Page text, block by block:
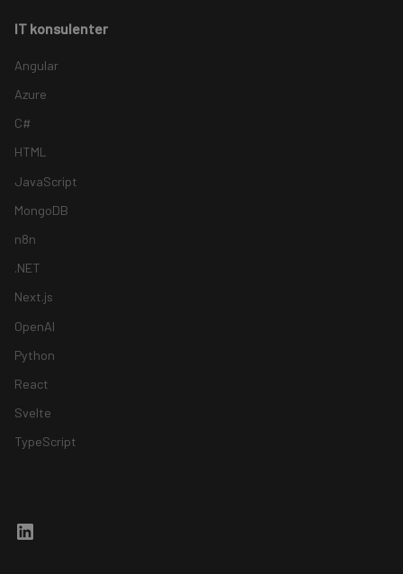
IT konsulenter
Angular
Azure
C#
HTML
JavaScript
MongoDB
n8n
.NET
Next.js
OpenAI
Python
React
Svelte
TypeScript